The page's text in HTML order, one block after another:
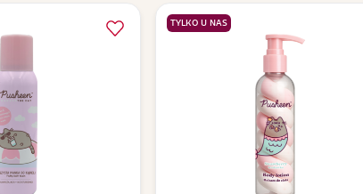
TYLKO U NAS